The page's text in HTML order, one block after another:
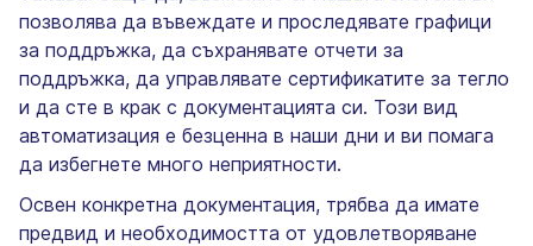
позволява да въвеждате и проследявате графици
за поддръжка, да съхранявате отчети за
поддръжка, да управлявате сертификатите за тегло
и да сте в крак с документацията си. Този вид
автоматизация е безценна в наши дни и ви помага
да избегнете много неприятности.
Освен конкретна документация, трябва да имате
предвид и необходимостта от удовлетворяване